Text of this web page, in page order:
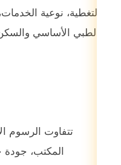
التغطية، نوعية
الطبي الأساسي
تتفاوت الرسوم
المكتب، جودة